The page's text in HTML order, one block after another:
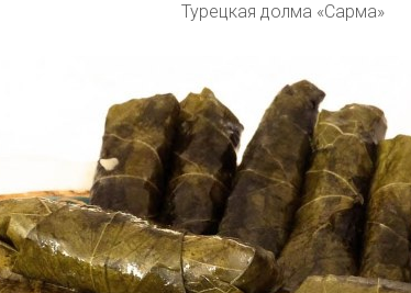
Турецкая долма «Сарма»